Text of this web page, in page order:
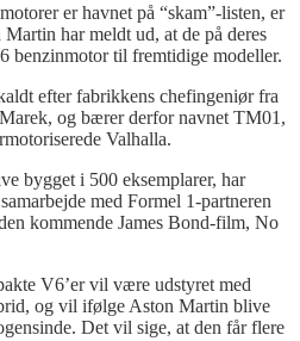
er havnet på “skam”-listen, er
har meldt ud, at de på deres
benzinmotor til fremtidige modeller.
efter fabrikkens chefingeniør fra
Marek, og bærer derfor navnet TM01,
Valhalla.
bygget i 500 eksemplarer, har
med Formel 1-partneren
kommende James Bond-film, No
V6’er vil være udstyret med
og vil ifølge Aston Martin blive
Det vil sige, at den får flere